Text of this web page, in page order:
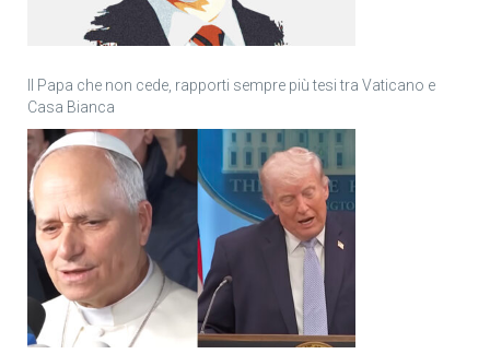
Il Papa che non cede, rapporti sempre più tesi tra Vaticano e
Casa Bianca